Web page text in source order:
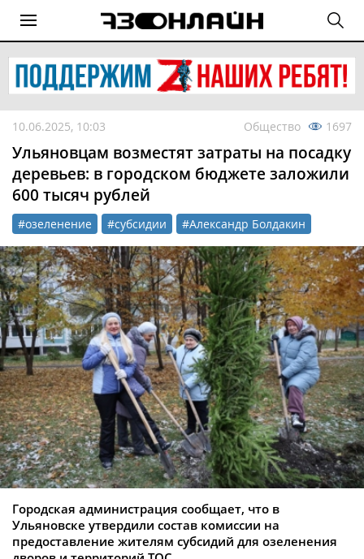
10.06.2025, 10:03 Общество 1697
Ульяновцам возместят затраты на посадку
деревьев: в городском бюджете заложили
600 тысяч рублей
#озеленение #субсидии #Александр Болдакин
Городская администрация сообщает, что в
Ульяновске утвердили состав комиссии на
предоставление жителям субсидий для озеленения